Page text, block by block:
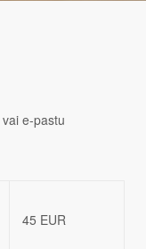
vai e-pastu
45 EUR